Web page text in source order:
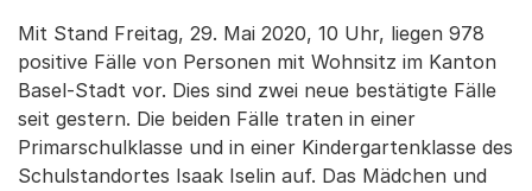
Mit Stand Freitag, 29. Mai 2020, 10 Uhr, liegen 978
positive Fälle von Personen mit Wohnsitz im Kanton
Basel-Stadt vor. Dies sind zwei neue bestätigte Fälle
seit gestern. Die beiden Fälle traten in einer
Primarschulklasse und in einer Kindergartenklasse des
Schulstandortes Isaak Iselin auf. Das Mädchen und